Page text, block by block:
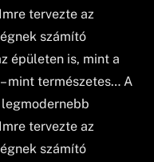
tervezte az
számító
épületen is, mint a
mint természetes… A
tervezte az
számító